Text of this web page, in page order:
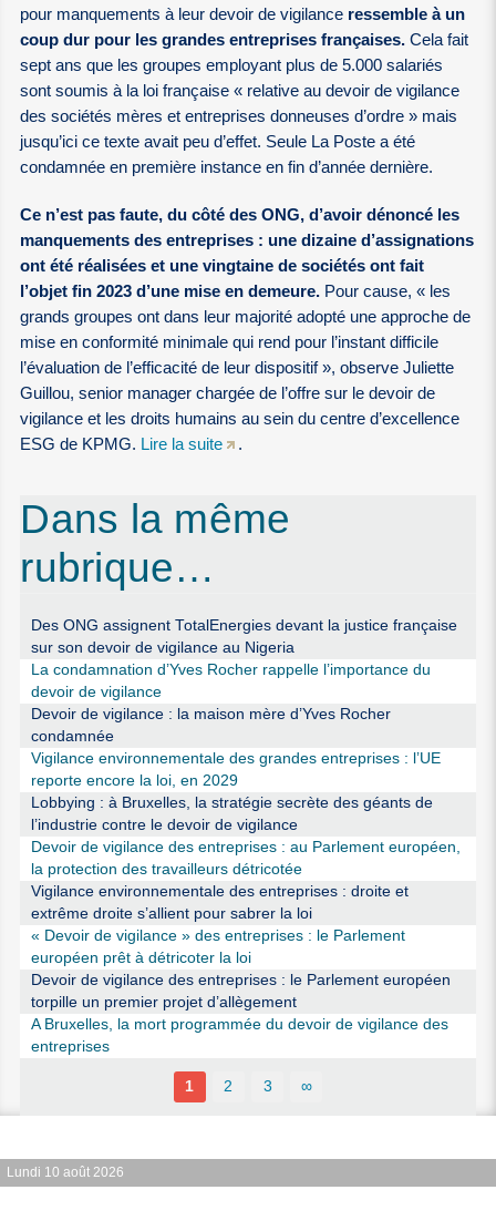
pour manquements à leur devoir de vigilance ressemble à un
coup dur pour les grandes entreprises françaises. Cela fait
sept ans que les groupes employant plus de 5.000 salariés
sont soumis à la loi française « relative au devoir de vigilance
des sociétés mères et entreprises donneuses d’ordre » mais
jusqu’ici ce texte avait peu d’effet. Seule La Poste a été
condamnée en première instance en fin d’année dernière.
Ce n’est pas faute, du côté des ONG, d’avoir dénoncé les
manquements des entreprises : une dizaine d’assignations
ont été réalisées et une vingtaine de sociétés ont fait
l’objet fin 2023 d’une mise en demeure. Pour cause, « les
grands groupes ont dans leur majorité adopté une approche de
mise en conformité minimale qui rend pour l’instant difficile
l’évaluation de l’efficacité de leur dispositif », observe Juliette
Guillou, senior manager chargée de l’offre sur le devoir de
vigilance et les droits humains au sein du centre d’excellence
ESG de KPMG. Lire la suite .
Dans la même
rubrique…
Des ONG assignent TotalEnergies devant la justice française
sur son devoir de vigilance au Nigeria
La condamnation d’Yves Rocher rappelle l’importance du
devoir de vigilance
Devoir de vigilance : la maison mère d’Yves Rocher
condamnée
Vigilance environnementale des grandes entreprises : l’UE
reporte encore la loi, en 2029
Lobbying : à Bruxelles, la stratégie secrète des géants de
l’industrie contre le devoir de vigilance
Devoir de vigilance des entreprises : au Parlement européen,
la protection des travailleurs détricotée
Vigilance environnementale des entreprises : droite et
extrême droite s’allient pour sabrer la loi
« Devoir de vigilance » des entreprises : le Parlement
européen prêt à détricoter la loi
Devoir de vigilance des entreprises : le Parlement européen
torpille un premier projet d’allègement
A Bruxelles, la mort programmée du devoir de vigilance des
entreprises
1 2 3 ∞
Lundi 10 août 2026